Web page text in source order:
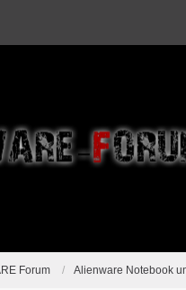
Forum Alienware Notebook